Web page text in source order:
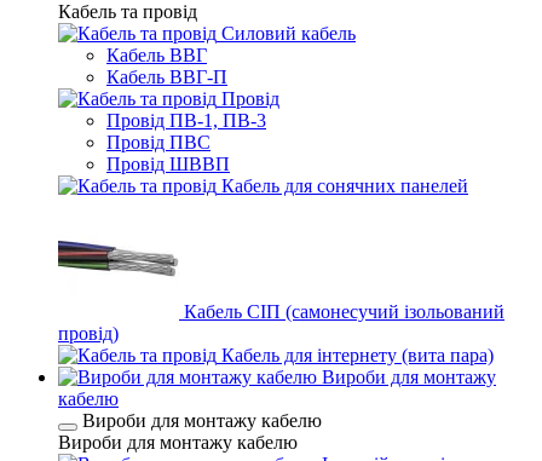
Кабель та провід
Силовий кабель
Кабель ВВГ
Кабель ВВГ-П
Провід
Провід ПВ-1, ПВ-3
Провід ПВС
Провід ШВВП
Кабель для сонячних панелей
Кабель СІП (самонесучий ізольований
провід)
Кабель для інтернету (вита пара)
Вироби для монтажу
кабелю
Вироби для монтажу кабелю
Вироби для монтажу кабелю